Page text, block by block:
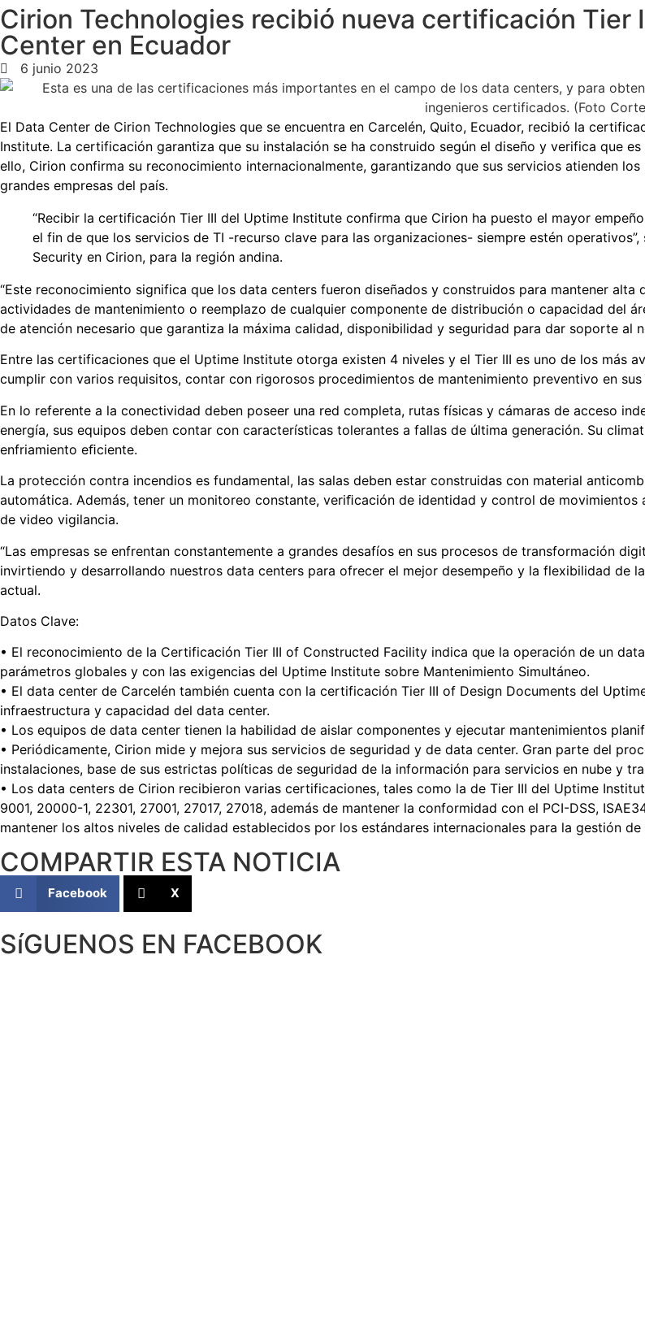
Cirion Technologies recibió nueva certificación Tier
Center en Ecuador
6 junio 2023
El Data Center de Cirion Technologies que se encuentra en Carcelén, Quito, Ecuador, recibió la
Institute. La certificación garantiza que su instalación se ha construido según el diseño y verifica que
ello, Cirion confirma su reconocimiento internacionalmente, garantizando que sus servicios atienden
grandes empresas del país.
“Recibir la certificación Tier III del Uptime Institute confirma que Cirion ha puesto el mayor
el fin de que los servicios de TI -recurso clave para las organizaciones- siempre estén
Security en Cirion, para la región andina.
“Este reconocimiento significa que los data centers fueron diseñados y construidos para mantener
actividades de mantenimiento o reemplazo de cualquier componente de distribución o capacidad del
de atención necesario que garantiza la máxima calidad, disponibilidad y seguridad para dar soporte al
Entre las certificaciones que el Uptime Institute otorga existen 4 niveles y el Tier III es uno de los más
cumplir con varios requisitos, contar con rigorosos procedimientos de mantenimiento preventivo en
En lo referente a la conectividad deben poseer una red completa, rutas físicas y cámaras de acceso
energía, sus equipos deben contar con características tolerantes a fallas de última generación. Su
enfriamiento eﬁciente.
La protección contra incendios es fundamental, las salas deben estar construidas con material
automática. Además, tener un monitoreo constante, veriﬁcación de identidad y control de
de video vigilancia.
“Las empresas se enfrentan constantemente a grandes desafíos en sus procesos de transformación
invirtiendo y desarrollando nuestros data centers para ofrecer el mejor desempeño y la flexibilidad de
actual.
Datos Clave:
• El reconocimiento de la Certificación Tier III of Constructed Facility indica que la operación de un
parámetros globales y con las exigencias del Uptime Institute sobre Mantenimiento Simultáneo.
• El data center de Carcelén también cuenta con la certificación Tier III of Design Documents del
infraestructura y capacidad del data center.
• Los equipos de data center tienen la habilidad de aislar componentes y ejecutar mantenimientos
• Periódicamente, Cirion mide y mejora sus servicios de seguridad y de data center. Gran parte del
instalaciones, base de sus estrictas políticas de seguridad de la información para servicios en nube y
• Los data centers de Cirion recibieron varias certificaciones, tales como la de Tier III del Uptime
9001, 20000-1, 22301, 27001, 27017, 27018, además de mantener la conformidad con el PCI-DSS,
mantener los altos niveles de calidad establecidos por los estándares internacionales para la gestión de
COMPARTIR ESTA NOTICIA
Facebook X
SíGUENOS EN FACEBOOK